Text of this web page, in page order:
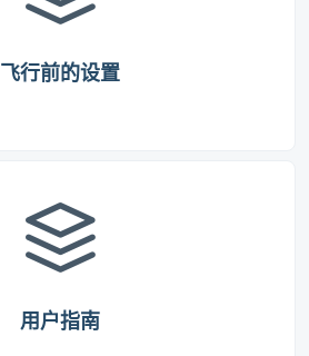
飞行前的设置
用户指南